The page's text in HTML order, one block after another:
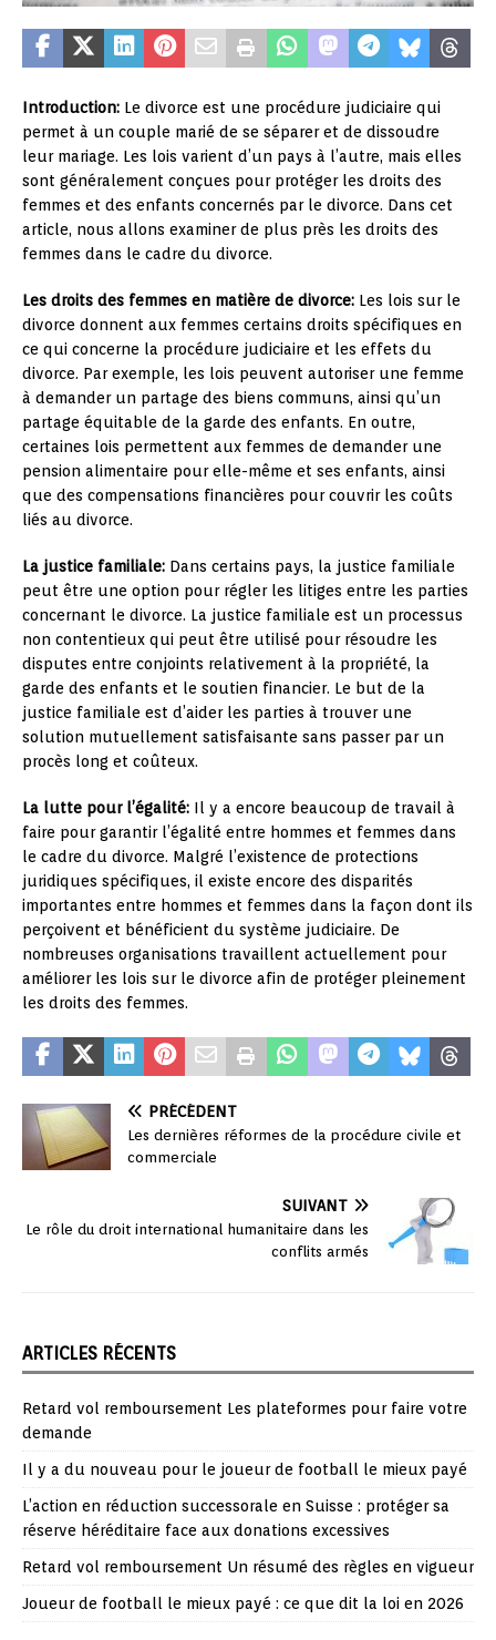
Introduction: Le divorce est une procédure judiciaire qui
permet à un couple marié de se séparer et de dissoudre
leur mariage. Les lois varient d’un pays à l’autre, mais elles
sont généralement conçues pour protéger les droits des
femmes et des enfants concernés par le divorce. Dans cet
article, nous allons examiner de plus près les droits des
femmes dans le cadre du divorce.
Les droits des femmes en matière de divorce: Les lois sur le
divorce donnent aux femmes certains droits spécifiques en
ce qui concerne la procédure judiciaire et les effets du
divorce. Par exemple, les lois peuvent autoriser une femme
à demander un partage des biens communs, ainsi qu’un
partage équitable de la garde des enfants. En outre,
certaines lois permettent aux femmes de demander une
pension alimentaire pour elle-même et ses enfants, ainsi
que des compensations financières pour couvrir les coûts
liés au divorce.
La justice familiale: Dans certains pays, la justice familiale
peut être une option pour régler les litiges entre les parties
concernant le divorce. La justice familiale est un processus
non contentieux qui peut être utilisé pour résoudre les
disputes entre conjoints relativement à la propriété, la
garde des enfants et le soutien financier. Le but de la
justice familiale est d’aider les parties à trouver une
solution mutuellement satisfaisante sans passer par un
procès long et coûteux.
La lutte pour l’égalité: Il y a encore beaucoup de travail à
faire pour garantir l’égalité entre hommes et femmes dans
le cadre du divorce. Malgré l’existence de protections
juridiques spécifiques, il existe encore des disparités
importantes entre hommes et femmes dans la façon dont ils
perçoivent et bénéficient du système judiciaire. De
nombreuses organisations travaillent actuellement pour
améliorer les lois sur le divorce afin de protéger pleinement
les droits des femmes.
PRÉCÉDENT
Les dernières réformes de la procédure civile et
commerciale
SUIVANT
Le rôle du droit international humanitaire dans les
conflits armés
ARTICLES RÉCENTS
Retard vol remboursement Les plateformes pour faire votre
demande
Il y a du nouveau pour le joueur de football le mieux payé
L’action en réduction successorale en Suisse : protéger sa
réserve héréditaire face aux donations excessives
Retard vol remboursement Un résumé des règles en vigueur
Joueur de football le mieux payé : ce que dit la loi en 2026